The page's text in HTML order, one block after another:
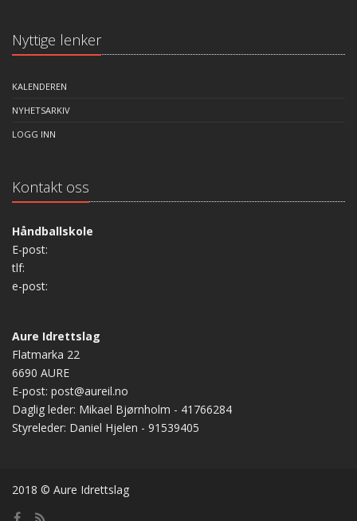
Nyttige lenker
KALENDEREN
NYHETSARKIV
LOGG INN
Kontakt oss
Håndballskole
E-post:
tlf:
e-post:
Aure Idrettslag
Flatmarka 22
6690 AURE
E-post: post@aureil.no
Daglig leder: Mikael Bjørnholm - 41766284
Styreleder: Daniel Hjelen - 91539405
2018 © Aure Idrettslag